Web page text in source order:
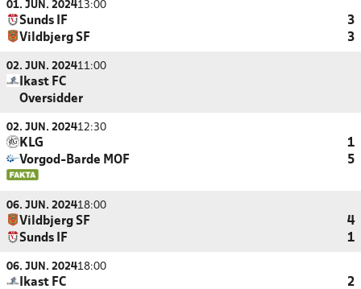
01. JUN. 202413:00
Sunds IF
3
Vildbjerg SF
3
02. JUN. 202411:00
Ikast FC
Oversidder
02. JUN. 202412:30
KLG
1
Vorgod-Barde MOF
5
06. JUN. 202418:00
Vildbjerg SF
4
Sunds IF
1
06. JUN. 202418:00
Ikast FC
2